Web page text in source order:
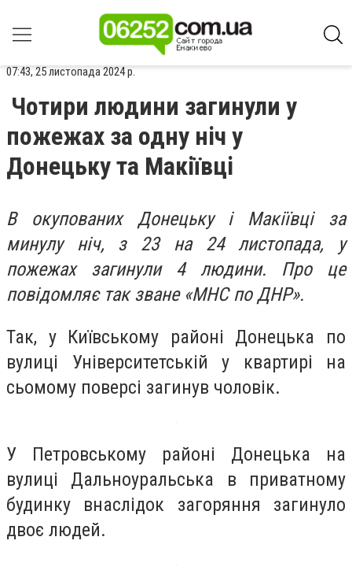
07:43, 25 листопада 2024 р.
Чотири людини загинули у
пожежах за одну ніч у
Донецьку та Макіївці
В окупованих Донецьку і Макіївці за
минулу ніч, з 23 на 24 листопада, у
пожежах загинули 4 людини. Про це
повідомляє так зване «МНС по ДНР».
Так, у Київському районі Донецька по
вулиці Університетській у квартирі на
сьомому поверсі загинув чоловік.
У Петровському районі Донецька на
вулиці Дальноуральська в приватному
будинку внаслідок загоряння загинуло
двоє людей.